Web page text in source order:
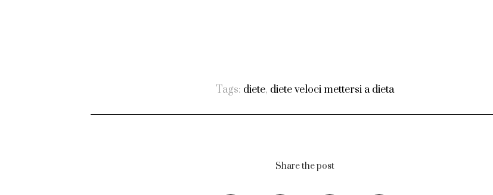
Tags: diete, diete veloci mettersi a dieta
Share the post